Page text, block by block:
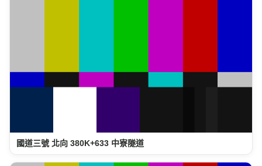
國道三號 北向 380K+633 中寮隧道